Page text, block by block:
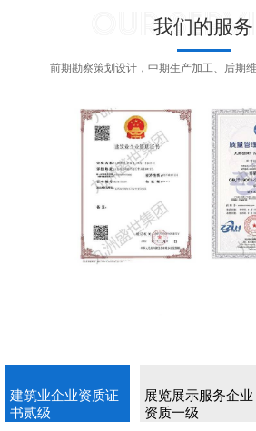
访客
OUR我们的服务
前期勘察策划设计，中期生产加工、后期
建筑业企业资质证
书贰级
展览展示服务企业
资质一级